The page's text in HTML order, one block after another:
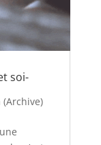
soi-